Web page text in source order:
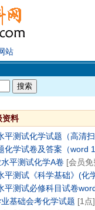
站
资料
测试化学试题（高清扫
学试卷及答案（word
平测试化学A卷 [会员
平测试《科学基础》(化
测试必修科目试卷word
基础会考化学试题 [1点